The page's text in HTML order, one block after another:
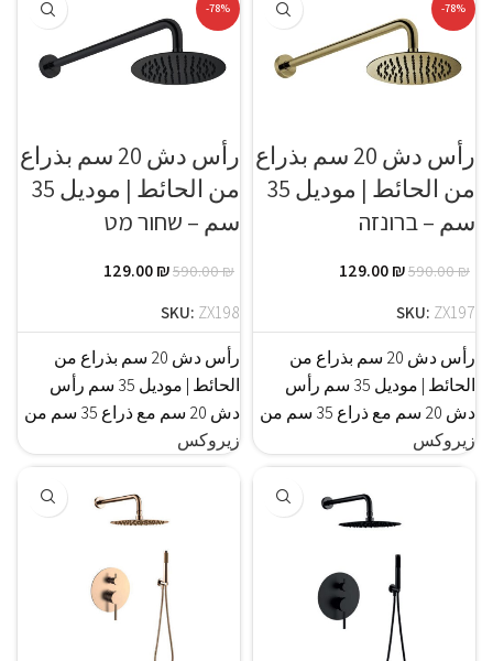
-78%
رأس دش 20 سم بذراع
من الحائط | موديل 35
سم – ברונזה
زيروكس
590.00₪
129.00₪
SKU: ZX197
رأس دش 20 سم بذراع من
الحائط | موديل 35 سم رأس
دش 20 سم مع ذراع 35 سم من
-78%
رأس دش 20 سم بذراع
من الحائط | موديل 35
سم – שחור מט
زيروكس
590.00₪
129.00₪
SKU: ZX198
رأس دش 20 سم بذراع من
الحائط | موديل 35 سم رأس
دش 20 سم مع ذراع 35 سم من